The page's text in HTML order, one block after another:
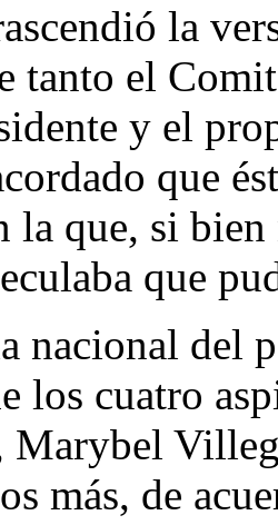
la
tanto el
y el
que
la que, si
que
nacional del
los cuatro
más, de